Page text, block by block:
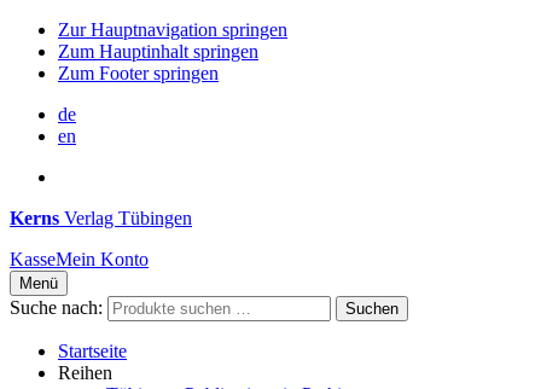
Zur Hauptnavigation springen
Zum Hauptinhalt springen
Zum Footer springen
de
en
Kerns Verlag Tübingen
KasseMein Konto
Menü
Suche nach: Suchen
Startseite
Reihen